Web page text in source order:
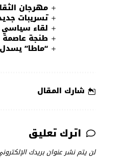
مهرجان
تسريبات
لقاء سياسي
طنجة عاصمة
“ماطا” يسدل الستار
شارك المقال
اترك تعليق
لن يتم نشر عنوان بريدك